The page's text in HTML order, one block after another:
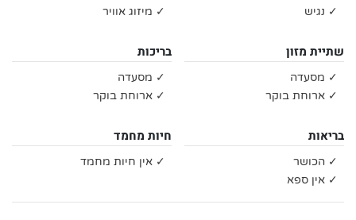
✓ נגיש ✓ מיזוג אוויר
שתיית מזון
✓ מסעדה
✓ ארוחת בוקר
בריכות
✓ מסעדה
✓ ארוחת בוקר
בריאות
✓ הכושר
✓ אין ספא
חיות מחמד
✓ אין חיות מחמד